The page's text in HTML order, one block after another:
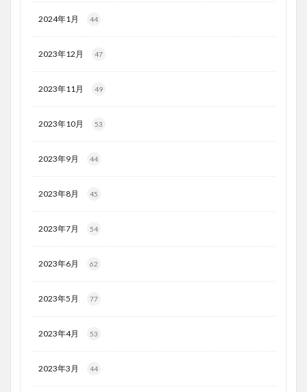
2024年1月 44
2023年12月 47
2023年11月 49
2023年10月 53
2023年9月 44
2023年8月 45
2023年7月 54
2023年6月 62
2023年5月 77
2023年4月 53
2023年3月 44